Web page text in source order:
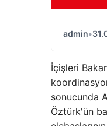
admin•
İçişleri
sonucunda
Öztürk'ün